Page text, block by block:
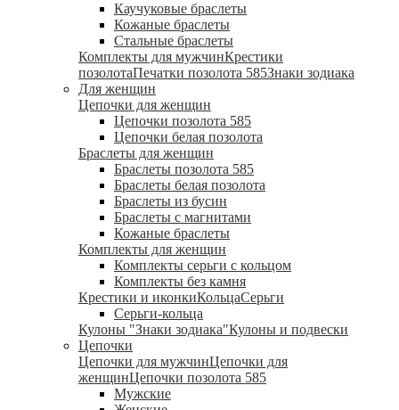
Каучуковые браслеты
Кожаные браслеты
Стальные браслеты
Комплекты для мужчинКрестики
позолотаПечатки позолота 585Знаки зодиака
Для женщин
Цепочки для женщин
Цепочки позолота 585
Цепочки белая позолота
Браслеты для женщин
Браслеты позолота 585
Браслеты белая позолота
Браслеты из бусин
Браслеты с магнитами
Кожаные браслеты
Комплекты для женщин
Комплекты серьги с кольцом
Комплекты без камня
Крестики и иконкиКольцаСерьги
Серьги-кольца
Кулоны "Знаки зодиака"Кулоны и подвески
Цепочки
Цепочки для мужчинЦепочки для
женщинЦепочки позолота 585
Мужские